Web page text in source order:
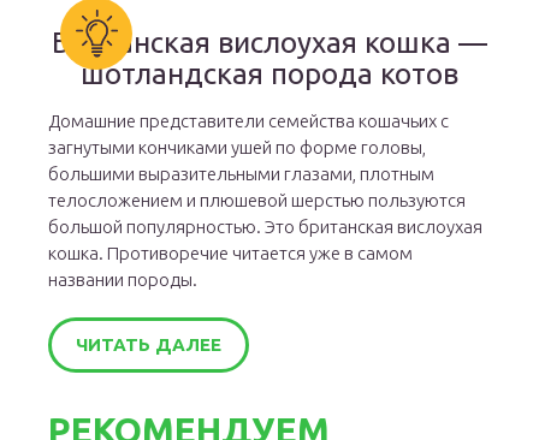
Британская вислоухая кошка —
шотландская порода котов
Домашние представители семейства кошачьих с
загнутыми кончиками ушей по форме головы,
большими выразительными глазами, плотным
телосложением и плюшевой шерстью пользуются
большой популярностью. Это британская вислоухая
кошка. Противоречие читается уже в самом
названии породы.
ЧИТАТЬ ДАЛЕЕ
РЕКОМЕНДУЕМ